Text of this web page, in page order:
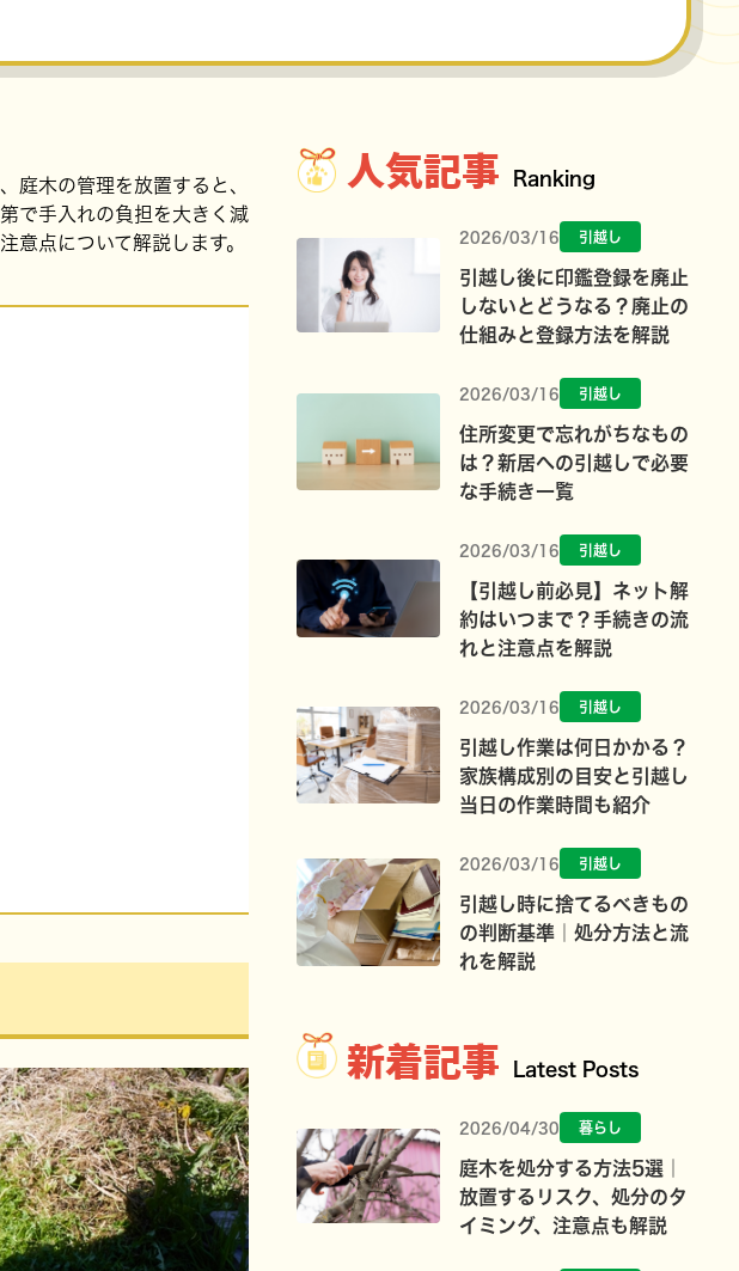
庭木の管理を放置すると、
で手入れの負担を大きく減
意点について解説します。
人気記事 Ranking
2026/03/16 引越し
引越し後に印鑑登録を廃止
しないとどうなる？廃止の
仕組みと登録方法を解説
2026/03/16 引越し
住所変更で忘れがちなもの
は？新居への引越しで必要
な手続き一覧
2026/03/16 引越し
【引越し前必見】ネット解
約はいつまで？手続きの流
れと注意点を解説
2026/03/16 引越し
引越し作業は何日かかる？
家族構成別の目安と引越し
当日の作業時間も紹介
2026/03/16 引越し
引越し時に捨てるべきもの
の判断基準｜処分方法と流
れを解説
新着記事 Latest Posts
2026/04/30 暮らし
庭木を処分する方法5選｜
放置するリスク、処分のタ
イミング、注意点も解説